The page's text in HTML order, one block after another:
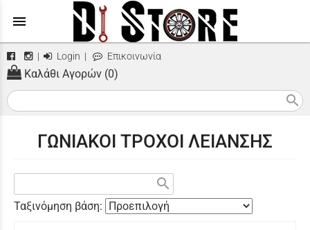
menu
| Login | Επικοινωνία
Καλάθι Αγορών (0)
search
ΓΩΝΙΑΚΟΙ ΤΡΟΧΟΙ ΛΕΙΑΝΣΗΣ
search
Ταξινόμηση βάση: